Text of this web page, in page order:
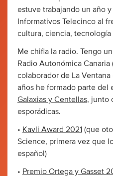
estuve trabajando un año
Informativos Telecinco al
cultura, ciencia, tecnología
Me chifla la radio. Tengo
Radio Autonómica Canaria
colaborador de La
años he formado parte del
Galaxias y Centellas, junto
esporádicas.
• Kavli Award 2021 (que
Science, primera vez que
español)
• Premio Ortega y Gasset